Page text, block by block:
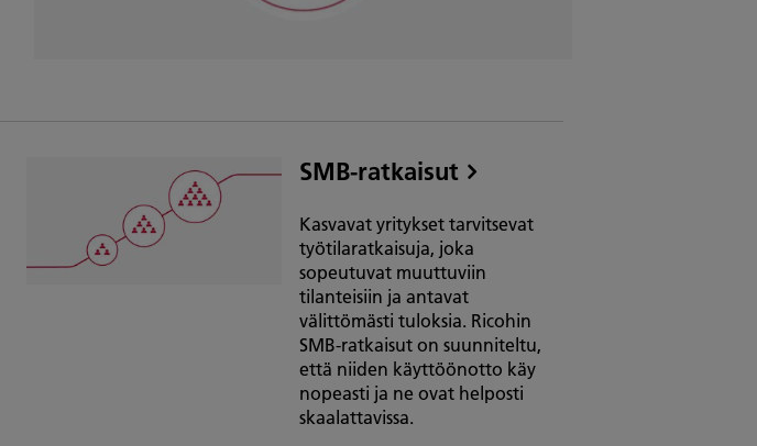
SMB-ratkaisut
Kasvavat yritykset tarvitsevat
työtilaratkaisuja, joka
sopeutuvat muuttuviin
tilanteisiin ja antavat
välittömästi tuloksia. Ricohin
SMB-ratkaisut on suunniteltu,
että niiden käyttöönotto käy
nopeasti ja ne ovat helposti
skaalattavissa.